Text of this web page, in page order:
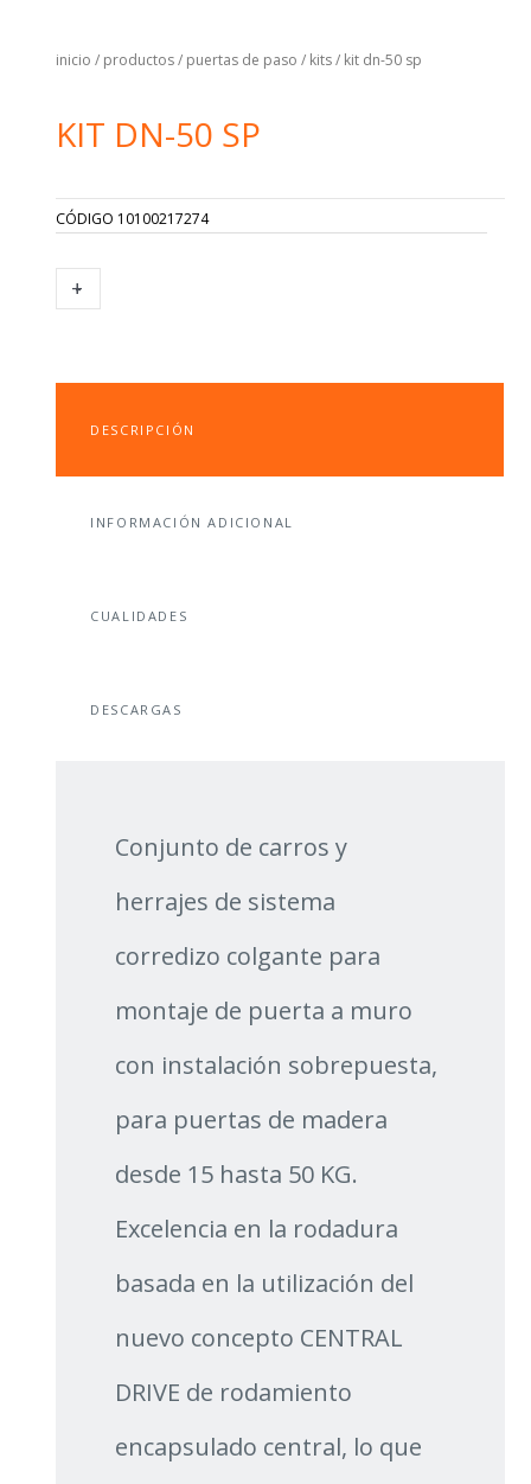
inicio / productos/ puertas de paso / kits/ kit dn-50 sp
KIT DN-50 SP
CÓDIGO 10100217274
-
KIT
DN-
+
DESCRIPCIÓN
INFORMACIÓN ADICIONAL
CUALIDADES
DESCARGAS
Conjunto de carros y
herrajes de sistema
corredizo colgante para
montaje de puerta a muro
con instalación sobrepuesta,
para puertas de madera
desde 15 hasta 50 KG.
Excelencia en la rodadura
basada en la utilización del
nuevo concepto CENTRAL
DRIVE de rodamiento
encapsulado central, lo que